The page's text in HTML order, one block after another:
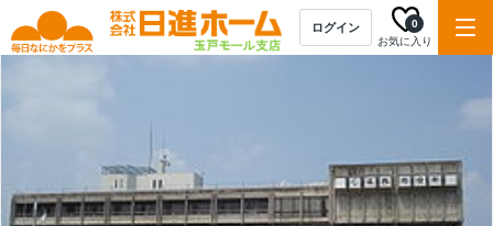
ログイン
お気に入り
0